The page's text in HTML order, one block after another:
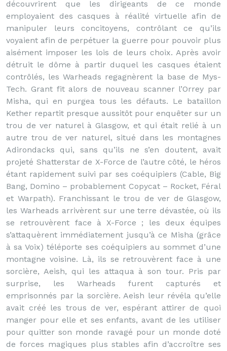
découvrirent que les dirigeants de ce monde
employaient des casques à réalité virtuelle afin de
manipuler leurs concitoyens, contrôlant ce qu’ils
voyaient afin de perpétuer la guerre pour pouvoir plus
aisément imposer les lois de leurs choix. Après avoir
détruit le dôme à partir duquel les casques étaient
contrôlés, les Warheads regagnèrent la base de Mys-
Tech. Grant fit alors de nouveau scanner l’Orrey par
Misha, qui en purgea tous les défauts. Le bataillon
Kether repartit presque aussitôt pour enquêter sur un
trou de ver naturel à Glasgow, et qui était relié à un
autre trou de ver naturel, situé dans les montagnes
Adirondacks qui, sans qu’ils ne s’en doutent, avait
projeté Shatterstar de X-Force de l’autre côté, le héros
étant rapidement suivi par ses coéquipiers (Cable, Big
Bang, Domino – probablement Copycat – Rocket, Féral
et Warpath). Franchissant le trou de ver de Glasgow,
les Warheads arrivèrent sur une terre dévastée, où ils
se retrouvèrent face à X-Force ; les deux équipes
s’attaquèrent immédiatement jusqu’à ce Misha (grâce
à sa Voix) téléporte ses coéquipiers au sommet d’une
montagne voisine. Là, ils se retrouvèrent face à une
sorcière, Aeish, qui les attaqua à son tour. Pris par
surprise, les Warheads furent capturés et
emprisonnés par la sorcière. Aeish leur révéla qu’elle
avait créé les trous de ver, espérant attirer de quoi
manger pour elle et ses enfants, avant de les utiliser
pour quitter son monde ravagé pour un monde doté
de forces magiques plus stables afin d’accroître ses